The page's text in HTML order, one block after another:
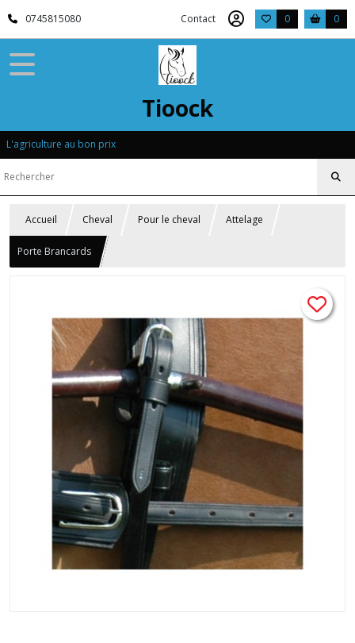
0745815080 Contact 0 0
Tioock
L'agriculture au bon prix
Accueil Cheval Pour le cheval Attelage
Porte Brancards